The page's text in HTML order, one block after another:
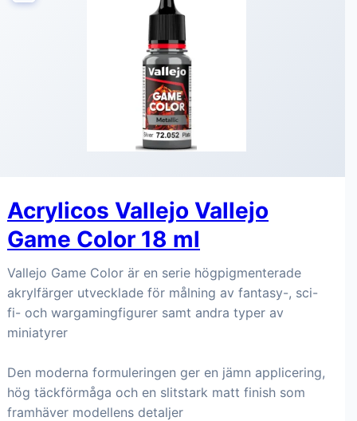
Acrylicos Vallejo Vallejo
Game Color 18 ml
Vallejo Game Color är en serie högpigmenterade
akrylfärger utvecklade för målning av fantasy-, sci-
fi- och wargamingfigurer samt andra typer av
miniatyrer
Den moderna formuleringen ger en jämn applicering,
hög täckförmåga och en slitstark matt finish som
framhäver modellens detaljer